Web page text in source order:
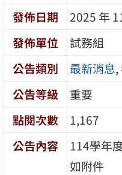
發佈日期
2025 年
發佈單位
試務組
公告類別
最新消息,
公告等級
重要
點閱次數
1,167
公告內容
114學年
如附件